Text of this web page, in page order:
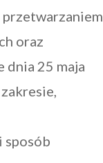
oraz
dnia 25 maja
sposób